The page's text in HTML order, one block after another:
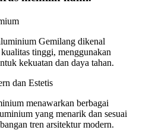
Gemilang dikenal
tinggi, menggunakan
kekuatan dan daya tahan.
dan Estetis
menawarkan berbagai
yang menarik dan sesuai
tren arsitektur modern.